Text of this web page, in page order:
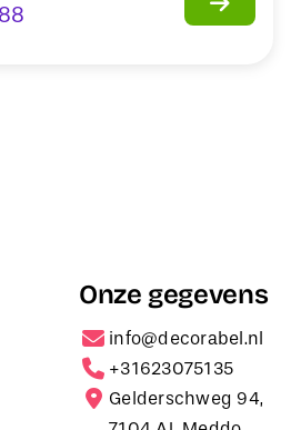
Onze gegevens
info@decorabel.nl
+31623075135
Gelderschweg 94,